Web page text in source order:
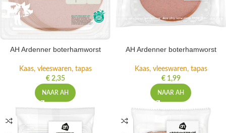
AH Ardenner boterhamworst
Kaas, vleeswaren, tapas
€2,35
NAAR AH
AH Ardenner boterhamworst
Kaas, vleeswaren, tapas
€1,99
NAAR AH